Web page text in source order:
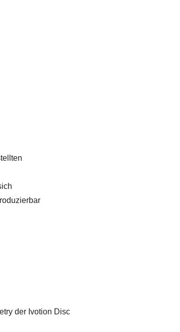
der Ivotion Disc